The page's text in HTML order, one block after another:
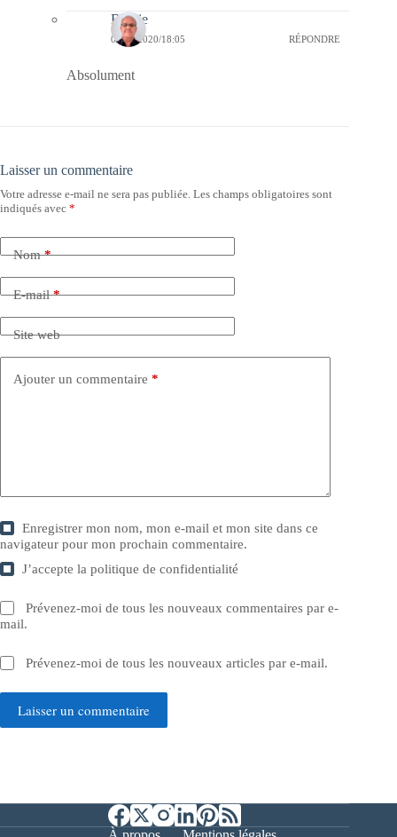
Bernie
05/07/2020/18:05 RÉPONDRE
Absolument
Laisser un commentaire
Votre adresse e-mail ne sera pas publiée. Les champs obligatoires sont
indiqués avec *
Nom*
E-mail*
Site web
Ajouter un commentaire *
Enregistrer mon nom, mon e-mail et mon site dans ce
navigateur pour mon prochain commentaire.
J’accepte lapolitique de confidentialité
Prévenez-moi de tous les nouveaux commentaires par e-
mail.
Prévenez-moi de tous les nouveaux articles par e-mail.
Laisser un commentaire